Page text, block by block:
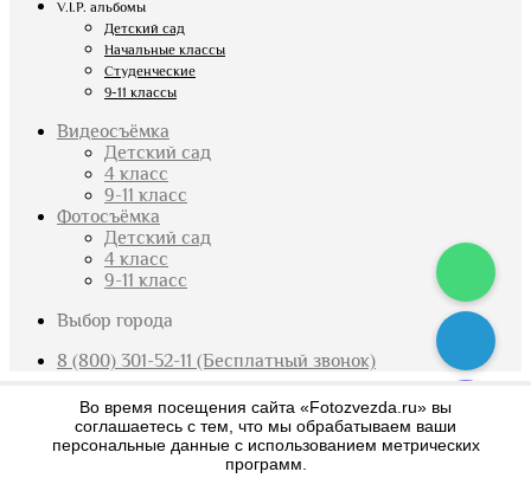
V.I.P. альбомы
Детский сад
Начальные классы
Студенческие
9-11 классы
Видеосъёмка
Детский сад
4 класс
9-11 класс
Фотосъёмка
Детский сад
4 класс
9-11 класс
Выбор города
8 (800) 301-52-11 (Бесплатный звонок)
What are you looking for?
Во время посещения сайта «Fotozvezda.ru» вы
соглашаетесь с тем, что мы обрабатываем ваши
персональные данные с использованием метрических
программ.